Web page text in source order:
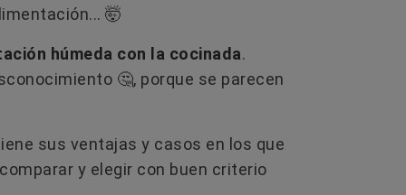
🤯
húmeda con la cocinada.
🤔, porque se parecen
sus ventajas y casos en los que
y elegir con buen criterio